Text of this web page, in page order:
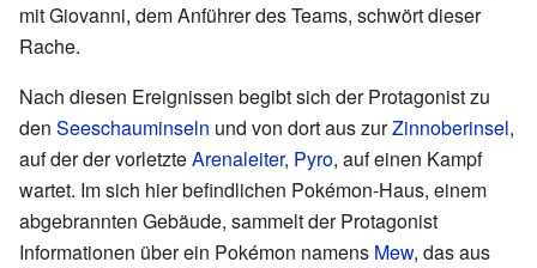
mit Giovanni, dem Anführer des Teams, schwört dieser
Rache.
Nach diesen Ereignissen begibt sich der Protagonist zu
den Seeschauminseln und von dort aus zurZinnoberinsel,
auf der der vorletzteArenaleiter, Pyro, auf einen Kampf
wartet. Im sich hier befindlichen Pokémon-Haus, einem
abgebrannten Gebäude, sammelt der Protagonist
Informationen über ein Pokémon namens Mew, das aus